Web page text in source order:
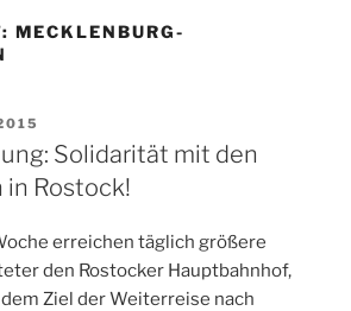
MECKLENBURG-
Solidarität mit den
Rostock!
erreichen täglich größere
den Rostocker Hauptbahnhof,
Ziel der Weiterreise nach